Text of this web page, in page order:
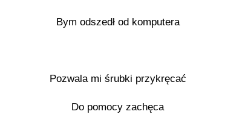
Bym odszedł od komputera
Pozwala mi śrubki przykręcać
Do pomocy zachęca